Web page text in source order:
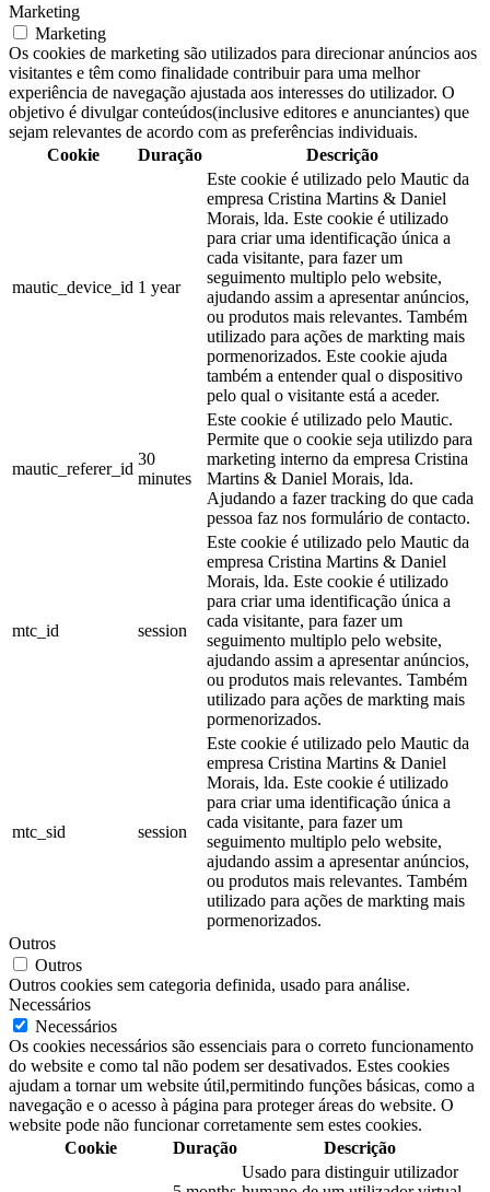
Marketing
Marketing
Os cookies de marketing são utilizados ​​para direcionar anúncios aos
visitantes e têm como finalidade contribuir para uma melhor
experiência de navegação ajustada aos interesses do utilizador. O
objetivo é divulgar conteúdos(inclusive editores e anunciantes) que
sejam relevantes de acordo com as preferências individuais.
Cookie
Duração Descrição
mautic_device_id 1 year
Este cookie é utilizado pelo Mautic da
empresa Cristina Martins & Daniel
Morais, lda. Este cookie é utilizado
para criar uma identificação única a
cada visitante, para fazer um
seguimento multiplo pelo website,
ajudando assim a apresentar anúncios,
ou produtos mais relevantes. Também
utilizado para ações de markting mais
pormenorizados. Este cookie ajuda
também a entender qual o dispositivo
pelo qual o visitante está a aceder.
mautic_referer_id
30
minutes
Este cookie é utilizado pelo Mautic.
Permite que o cookie seja utilizdo para
marketing interno da empresa Cristina
Martins & Daniel Morais, lda.
Ajudando a fazer tracking do que cada
pessoa faz nos formulário de contacto.
mtc_id session
Este cookie é utilizado pelo Mautic da
empresa Cristina Martins & Daniel
Morais, lda. Este cookie é utilizado
para criar uma identificação única a
cada visitante, para fazer um
seguimento multiplo pelo website,
ajudando assim a apresentar anúncios,
ou produtos mais relevantes. Também
utilizado para ações de markting mais
pormenorizados.
mtc_sid session
Este cookie é utilizado pelo Mautic da
empresa Cristina Martins & Daniel
Morais, lda. Este cookie é utilizado
para criar uma identificação única a
cada visitante, para fazer um
seguimento multiplo pelo website,
ajudando assim a apresentar anúncios,
ou produtos mais relevantes. Também
utilizado para ações de markting mais
pormenorizados.
Outros
Outros
Outros cookies sem categoria definida, usado para análise.
Necessários
Necessários
Os cookies necessários são essenciais para o correto funcionamento
do website e como tal não podem ser desativados. Estes cookies
ajudam a tornar um website útil,permitindo funções básicas, como a
navegação e o acesso à página para proteger áreas do website. O
website pode não funcionar corretamente sem estes cookies.
Cookie
Duração Descrição
Usado para distinguir utilizador